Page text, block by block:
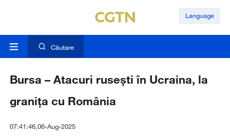
Language
Căutare
Bursa – Atacuri ruseşti în Ucraina, la
graniţa cu România
07:41:46,06-Aug-2025